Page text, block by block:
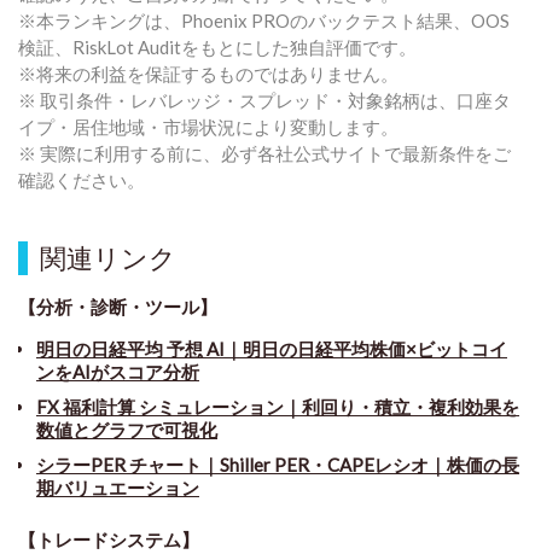
※本ランキングは、Phoenix PROのバックテスト結果、OOS
検証、RiskLot Auditをもとにした独自評価です。
※将来の利益を保証するものではありません。
※ 取引条件・レバレッジ・スプレッド・対象銘柄は、口座タ
イプ・居住地域・市場状況により変動します。
※ 実際に利用する前に、必ず各社公式サイトで最新条件をご
確認ください。
関連リンク
【分析・診断・ツール】
明日の日経平均 予想 AI｜明日の日経平均株価×ビットコイ
ンをAIがスコア分析
FX 福利計算 シミュレーション｜利回り・積立・複利効果を
数値とグラフで可視化
シラーPER チャート ｜ Shiller PER・CAPEレシオ｜株価の長
期バリュエーション
【トレードシステム】